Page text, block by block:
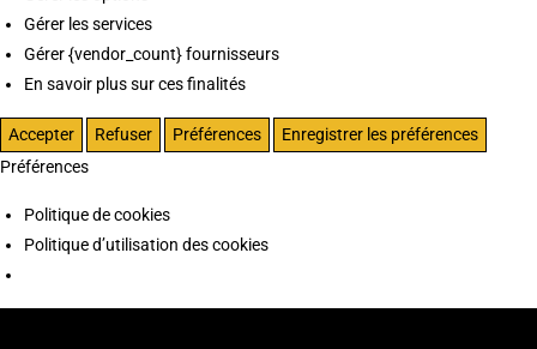
Gérer les services
Gérer {vendor_count} fournisseurs
En savoir plus sur ces finalités
Accepter Refuser Préférences
Enregistrer les préférences
Préférences
Politique de cookies
Politique d’utilisation des cookies